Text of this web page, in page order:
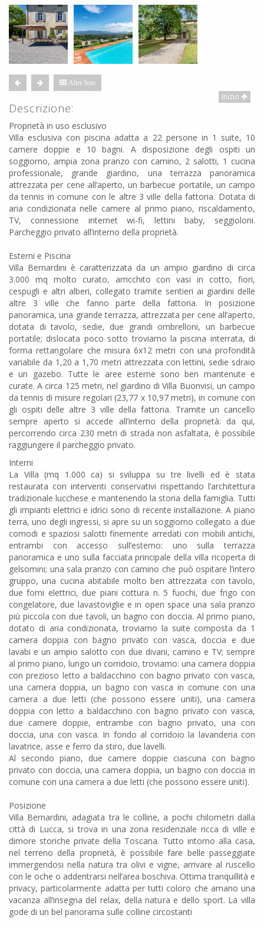
Altre foto
Inizio
Descrizione:
Proprietà in uso esclusivo
Villa esclusiva con piscina adatta a 22 persone in 1 suite, 10
camere doppie e 10 bagni. A disposizione degli ospiti un
soggiorno, ampia zona pranzo con camino, 2 salotti, 1 cucina
professionale, grande giardino, una terrazza panoramica
attrezzata per cene all’aperto, un barbecue portatile, un campo
da tennis in comune con le altre 3 ville della fattoria. Dotata di
aria condizionata nelle camere al primo piano, riscaldamento,
TV, connessione internet wi-fi, lettini baby, seggioloni.
Parcheggio privato all’interno della proprietà.
Esterni e Piscina
Villa Bernardini è caratterizzata da un ampio giardino di circa
3.000 mq molto curato, arricchito con vasi in cotto, fiori,
cespugli e altri alberi, collegato tramite sentieri ai giardini delle
altre 3 ville che fanno parte della fattoria. In posizione
panoramica, una grande terrazza, attrezzata per cene all’aperto,
dotata di tavolo, sedie, due grandi ombrelloni, un barbecue
portatile; dislocata poco sotto troviamo la piscina interrata, di
forma rettangolare che misura 6x12 metri con una profondità
variabile da 1,20 a 1,70 metri attrezzata con lettini, sedie sdraio
e un gazebo. Tutte le aree esterne sono ben mantenute e
curate. A circa 125 metri, nel giardino di Villa Buonvisi, un campo
da tennis di misure regolari (23,77 x 10,97 metri), in comune con
gli ospiti delle altre 3 ville della fattoria. Tramite un cancello
sempre aperto si accede all’interno della proprietà: da qui,
percorrendo circa 230 metri di strada non asfaltata, è possibile
raggiungere il parcheggio privato.
Interni
La Villa (mq 1.000 ca) si sviluppa su tre livelli ed è stata
restaurata con interventi conservativi rispettando l’architettura
tradizionale lucchese e mantenendo la storia della famiglia. Tutti
gli impianti elettrici e idrici sono di recente installazione. A piano
terra, uno degli ingressi, si apre su un soggiorno collegato a due
comodi e spaziosi salotti finemente arredati con mobili antichi,
entrambi con accesso sull’esterno: uno sulla terrazza
panoramica e uno sulla facciata principale della villa ricoperta di
gelsomini; una sala pranzo con camino che può ospitare l’intero
gruppo, una cucina abitabile molto ben attrezzata con tavolo,
due forni elettrici, due piani cottura n. 5 fuochi, due frigo con
congelatore, due lavastoviglie e in open space una sala pranzo
più piccola con due tavoli, un bagno con doccia. Al primo piano,
dotato di aria condizionata, troviamo la suite composta da 1
camera doppia con bagno privato con vasca, doccia e due
lavabi e un ampio salotto con due divani, camino e TV; sempre
al primo piano, lungo un corridoio, troviamo: una camera doppia
con prezioso letto a baldacchino con bagno privato con vasca,
una camera doppia, un bagno con vasca in comune con una
camera a due letti (che possono essere uniti), una camera
doppia con letto a baldacchino con bagno privato con vasca,
due camere doppie, entrambe con bagno privato, una con
doccia, una con vasca. In fondo al corridoio la lavanderia con
lavatrice, asse e ferro da stiro, due lavelli.
Al secondo piano, due camere doppie ciascuna con bagno
privato con doccia, una camera doppia, un bagno con doccia in
comune con una camera a due letti (che possono essere uniti).
Posizione
Villa Bernardini, adagiata tra le colline, a pochi chilometri dalla
città di Lucca, si trova in una zona residenziale ricca di ville e
dimore storiche private della Toscana. Tutto intorno alla casa,
nel terreno della proprietà, è possibile fare belle passeggiate
immergendosi nella natura tra olivi e vigne, arrivare al ruscello
con le oche o addentrarsi nell’area boschiva. Ottima tranquillità e
privacy, particolarmente adatta per tutti coloro che amano una
vacanza all’insegna del relax, della natura e dello sport. La villa
gode di un bel panorama sulle colline circostanti